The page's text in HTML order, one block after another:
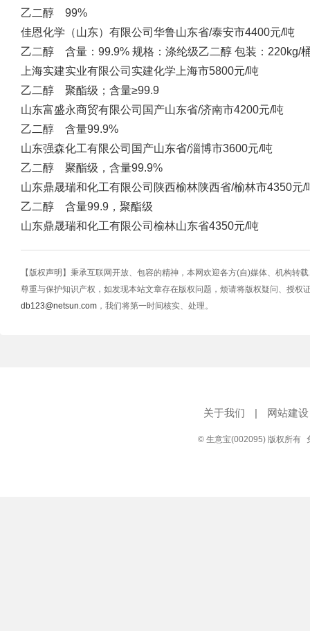
乙二醇 99%
佳恩化学（山东）有限公司 华鲁山东省/泰安市4400元/吨
乙二醇 含量：99.9% 规格：涤纶级乙二醇 包装：220kg/
上海实建实业有限公司 实建化学 上海市5800元/吨
乙二醇 聚酯级；含量≥99.9
山东富盛永商贸有限公司 国产山东省/济南市4200元/吨
乙二醇 含量99.9%
山东强森化工有限公司 国产山东省/淄博市3600元/吨
乙二醇 聚酯级，含量99.9%
山东鼎晟瑞和化工有限公司 陕西榆林陕西省/榆林市4350元/
乙二醇 含量99.9，聚酯级
山东鼎晟瑞和化工有限公司 榆林山东省4350元/吨
【版权声明】秉承互联网开放、包容的精神，本网欢迎各方(自)媒体、机构转
尊重与保护知识产权，如发现本站文章存在版权问题，烦请将版权疑问、授权
db123@netsun.com ，我们将第一时间核实、处理。
关于我们 | 网站建设
© 生意宝(002095) 版权所有